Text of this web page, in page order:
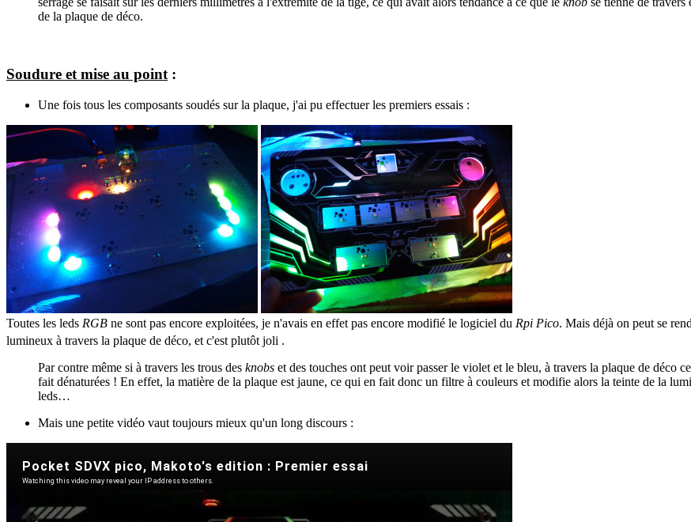
de la plaque de déco.
Soudure et mise au point :
Une fois tous les composants soudés sur la plaque, j'ai pu effectuer les premiers essais :
Toutes les leds RGB ne sont pas encore exploitées, je n'avais en effet pas encore modifié le logiciel du Rpi Pico. Mais déjà on peut se
lumineux à travers la plaque de déco, et c'est plutôt joli .
Par contre même si à travers les trous des knobs et des touches ont peut voir passer le violet et le bleu, à travers la plaque de déco
fait dénaturées ! En effet, la matière de la plaque est jaune, ce qui en fait donc un filtre à couleurs et modifie alors la teinte de la
leds…
Mais une petite vidéo vaut toujours mieux qu'un long discours :